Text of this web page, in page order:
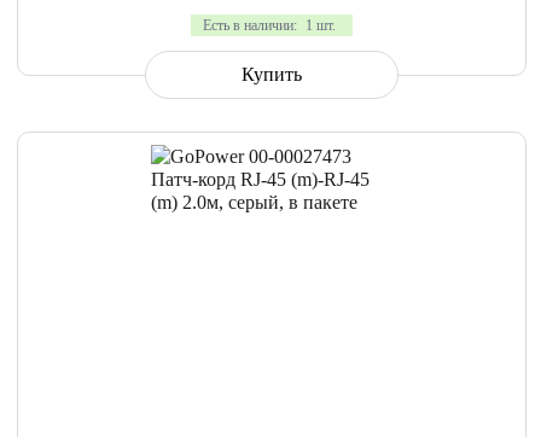
Есть в наличии: 1 шт.
Купить